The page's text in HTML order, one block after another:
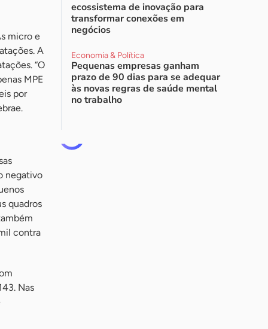
micro e
A
“O
MPE
por
negativo
quadros
contra
Nas
ecossistema de inovação para
transformar conexões em
negócios
Economia & Política
Pequenas empresas ganham
prazo de 90 dias para se adequar
às novas regras de saúde mental
no trabalho